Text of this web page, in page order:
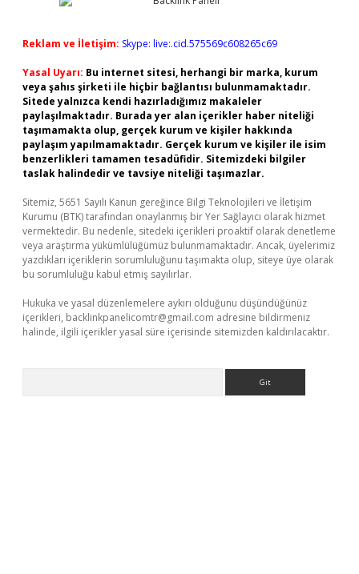
Reklam ve İletişim: Skype: live:.cid.575569c608265c69
Yasal Uyarı: Bu internet sitesi, herhangi bir marka, kurum
veya şahıs şirketi ile hiçbir bağlantısı bulunmamaktadır.
Sitede yalnızca kendi hazırladığımız makaleler
paylaşılmaktadır. Burada yer alan içerikler haber niteliği
taşımamakta olup, gerçek kurum ve kişiler hakkında
paylaşım yapılmamaktadır. Gerçek kurum ve kişiler ile isim
benzerlikleri tamamen tesadüfidir. Sitemizdeki bilgiler
taslak halindedir ve tavsiye niteliği taşımazlar.
Sitemiz, 5651 Sayılı Kanun gereğince Bilgi Teknolojileri ve İletişim
Kurumu (BTK) tarafından onaylanmış bir Yer Sağlayıcı olarak hizmet
vermektedir. Bu nedenle, sitedeki içerikleri proaktif olarak denetleme
veya araştırma yükümlülüğümüz bulunmamaktadır. Ancak, üyelerimiz
yazdıkları içeriklerin sorumluluğunu taşımakta olup, siteye üye olarak
bu sorumluluğu kabul etmiş sayılırlar.
Hukuka ve yasal düzenlemelere aykırı olduğunu düşündüğünüz
içerikleri, backlinkpanelicomtr@gmail.com adresine bildirmeniz
halinde, ilgili içerikler yasal süre içerisinde sitemizden kaldırılacaktır.